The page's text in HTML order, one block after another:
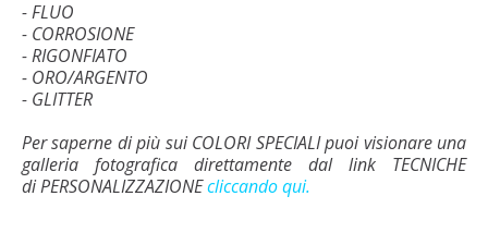
- FLUO
- CORROSIONE
- RIGONFIATO
- ORO/ARGENTO
- GLITTER
Per saperne di più sui COLORI SPECIALI puoi visionare una
galleria fotografica direttamente dal link TECNICHE
di PERSONALIZZAZIONEcliccando qui.